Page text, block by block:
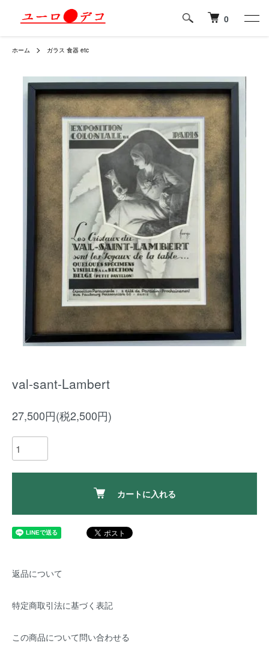
0
ホーム ガラス 食器 etc
val-sant-Lambert
27,500円(税2,500円)
カートに入れる
返品について
特定商取引法に基づく表記
この商品について問い合わせる